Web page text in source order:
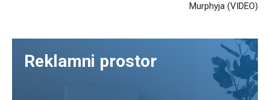
Murphyja (VIDEO)
Reklamni prostor